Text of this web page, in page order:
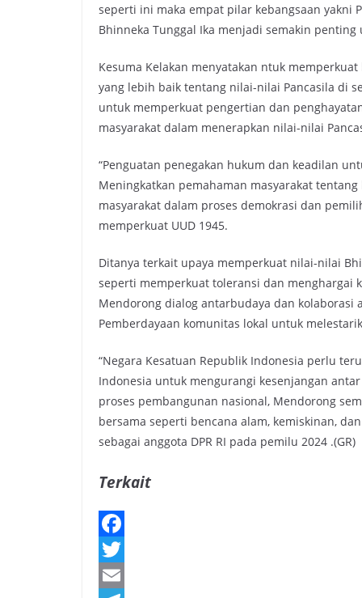
seperti ini maka empat pilar kebangsaan yakni
Bhinneka Tunggal Ika menjadi semakin
Kesuma Kelakan menyatakan ntuk
yang lebih baik tentang nilai-nilai Pancasila di
untuk memperkuat pengertian dan
masyarakat dalam menerapkan nilai-nilai
“Penguatan penegakan hukum dan keadilan
Meningkatkan pemahaman masyarakat
masyarakat dalam proses demokrasi dan
memperkuat UUD 1945.
Ditanya terkait upaya memperkuat nilai-nilai
seperti memperkuat toleransi dan menghargai
Mendorong dialog antarbudaya dan
Pemberdayaan komunitas lokal untuk
“Negara Kesatuan Republik Indonesia perlu
Indonesia untuk mengurangi kesenjangan
proses pembangunan nasional, Mendorong
bersama seperti bencana alam, kemiskinan,
sebagai anggota DPR RI pada pemilu 2024 .(GR)
Terkait
F
aT